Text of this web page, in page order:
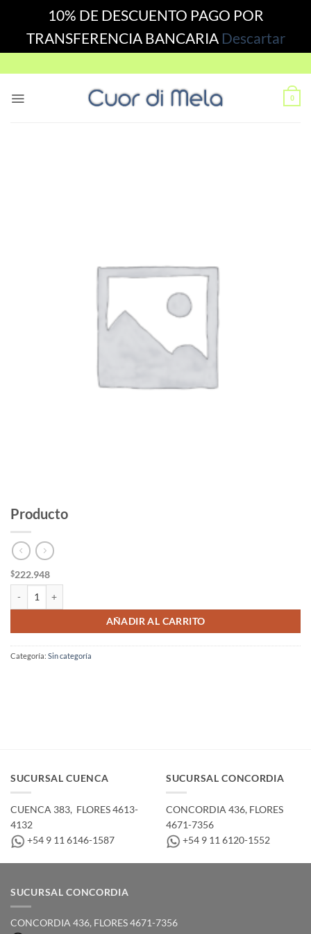
10% DE DESCUENTO PAGO POR
TRANSFERENCIA BANCARIA Descartar
to
0
Producto
$222.948
AÑADIR AL CARRITO
Categoría: Sin categoría
SUCURSAL CUENCA
CUENCA 383, ­ FLORES 4613-
4132
+54 9 11 6146-1587
SUCURSAL CONCORDIA
CONCORDIA 436,­ FLORES
4671-7356
+54 9 11 6120-1552
SUCURSAL CONCORDIA
CONCORDIA 436,­ FLORES 4671-7356